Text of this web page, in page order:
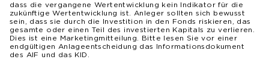
dass die vergangene Wertentwicklung kein Indikator für die
zukünftige Wertentwicklung ist. Anleger sollten sich bewusst
sein, dass sie durch die Investition in den Fonds riskieren, das
gesamte oder einen Teil des investierten Kapitals zu verlieren.
Dies ist eine Marketingmitteilung. Bitte lesen Sie vor einer
endgültigen Anlageentscheidung das Informationsdokument
des AIF und das KID.